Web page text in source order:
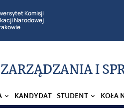
Komisji
Narodowej
I
KANDYDAT STUDENT KOŁA